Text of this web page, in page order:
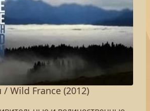
Wild France (2012)